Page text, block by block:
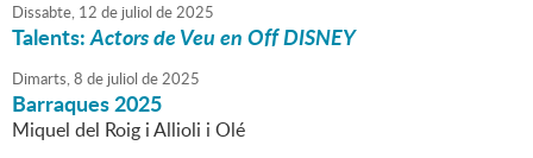
Dissabte, 12 de juliol de2025
Talents:Actors de Veu en Off DISNEY
Dimarts,8 de juliol de2025
Barraques 2025
Miquel del Roig i Allioli i Olé